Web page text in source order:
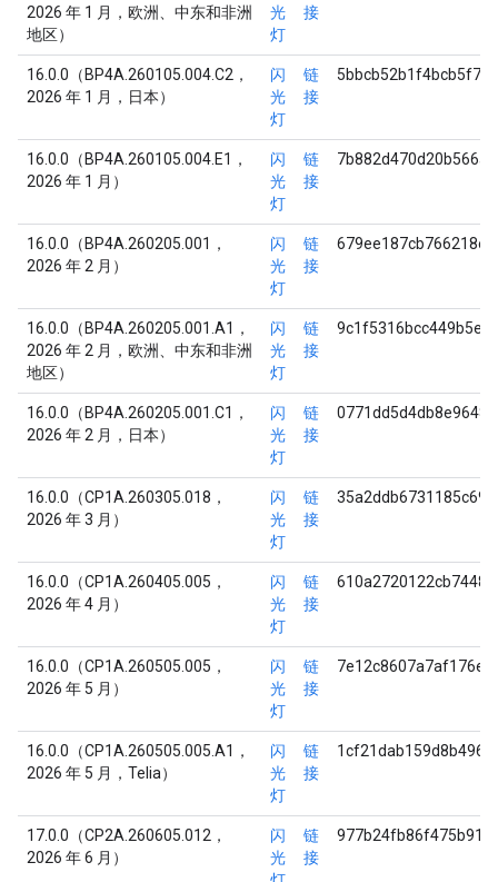
2026 年 1 月，欧洲、中东和非洲
地区）
光
灯
接
16.0.0（BP4A.260105.004.C2，
2026 年 1 月，日本）
闪
光
灯
链
接
16.0.0（BP4A.260105.004.E1，
2026 年 1 月）
闪
光
灯
链
接
16.0.0（BP4A.260205.001，
2026 年 2 月）
闪
光
灯
链
接
16.0.0（BP4A.260205.001.A1，
2026 年 2 月，欧洲、中东和非洲
地区）
闪
光
灯
链
接
16.0.0（BP4A.260205.001.C1，
2026 年 2 月，日本）
闪
光
灯
链
接
16.0.0（CP1A.260305.018，
2026 年 3 月）
闪
光
灯
链
接
16.0.0（CP1A.260405.005，
2026 年 4 月）
闪
光
灯
链
接
16.0.0（CP1A.260505.005，
2026 年 5 月）
闪
光
灯
链
接
16.0.0（CP1A.260505.005.A1，
2026 年 5 月，Telia）
闪
光
灯
链
接
17.0.0（CP2A.260605.012，
2026 年 6 月）
闪
光
链
接